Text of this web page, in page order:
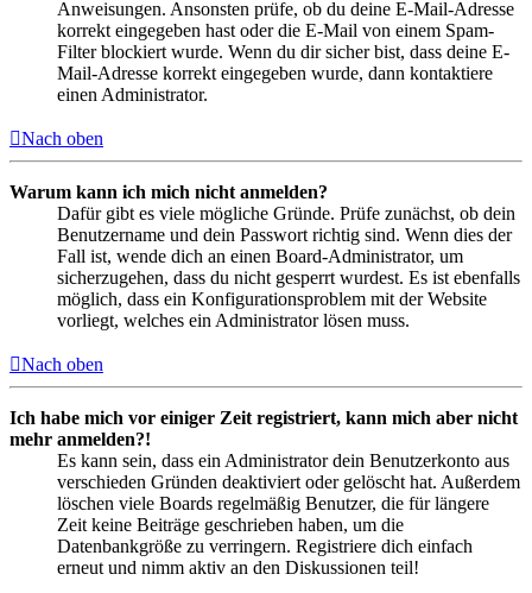
Anweisungen. Ansonsten prüfe, ob du deine E-Mail-Adresse
korrekt eingegeben hast oder die E-Mail von einem Spam-
Filter blockiert wurde. Wenn du dir sicher bist, dass deine E-
Mail-Adresse korrekt eingegeben wurde, dann kontaktiere
einen Administrator.
Nach oben
Warum kann ich mich nicht anmelden?
Dafür gibt es viele mögliche Gründe. Prüfe zunächst, ob dein
Benutzername und dein Passwort richtig sind. Wenn dies der
Fall ist, wende dich an einen Board-Administrator, um
sicherzugehen, dass du nicht gesperrt wurdest. Es ist ebenfalls
möglich, dass ein Konfigurationsproblem mit der Website
vorliegt, welches ein Administrator lösen muss.
Nach oben
Ich habe mich vor einiger Zeit registriert, kann mich aber nicht
mehr anmelden?!
Es kann sein, dass ein Administrator dein Benutzerkonto aus
verschieden Gründen deaktiviert oder gelöscht hat. Außerdem
löschen viele Boards regelmäßig Benutzer, die für längere
Zeit keine Beiträge geschrieben haben, um die
Datenbankgröße zu verringern. Registriere dich einfach
erneut und nimm aktiv an den Diskussionen teil!